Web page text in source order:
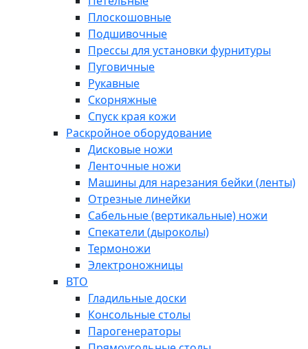
Плоскошовные
Подшивочные
Прессы для установки фурнитуры
Пуговичные
Рукавные
Скорняжные
Спуск края кожи
Раскройное оборудование
Дисковые ножи
Ленточные ножи
Машины для нарезания бейки (ленты)
Отрезные линейки
Сабельные (вертикальные) ножи
Спекатели (дыроколы)
Термоножи
Электроножницы
ВТО
Гладильные доски
Консольные столы
Парогенераторы